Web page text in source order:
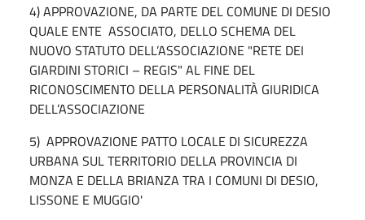
4) APPROVAZIONE, DA PARTE DEL COMUNE DI DESIO
QUALE ENTE ASSOCIATO, DELLO SCHEMA DEL
NUOVO STATUTO DELL’ASSOCIAZIONE "RETE DEI
GIARDINI STORICI – REGIS" AL FINE DEL
RICONOSCIMENTO DELLA PERSONALITÀ GIURIDICA
DELL’ASSOCIAZIONE
5) APPROVAZIONE PATTO LOCALE DI SICUREZZA
URBANA SUL TERRITORIO DELLA PROVINCIA DI
MONZA E DELLA BRIANZA TRA I COMUNI DI DESIO,
LISSONE E MUGGIO'